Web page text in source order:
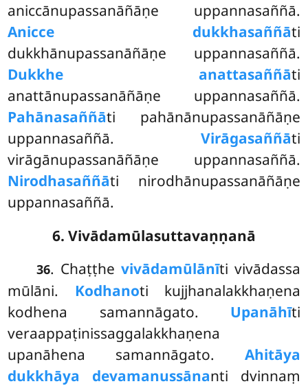
aniccānupassanāñāṇe uppannasaññā.
Anicce dukkhasaññāti
dukkhānupassanāñāṇe uppannasaññā.
Dukkhe anattasaññāti
anattānupassanāñāṇe uppannasaññā.
Pahānasaññāti pahānānupassanāñāṇe
uppannasaññā. Virāgasaññāti
virāgānupassanāñāṇe uppannasaññā.
Nirodhasaññāti nirodhānupassanāñāṇe
uppannasaññā.
6. Vivādamūlasuttavaṇṇanā
36. Chaṭṭhe vivādamūlānīti vivādassa
mūlāni. Kodhanoti kujjhanalakkhaṇena
kodhena samannāgato. Upanāhīti
veraappaṭinissaggalakkhaṇena
upanāhena samannāgato. Ahitāya
dukkhāya devamanussānanti dvinnaṃ